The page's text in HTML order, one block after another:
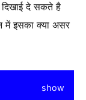
दे सकते है
इसका क्या असर
show